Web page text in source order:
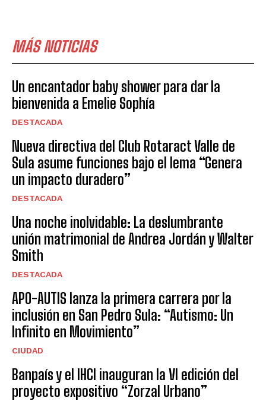
MÁS NOTICIAS
Un encantador baby shower para dar la
bienvenida a Emelie Sophía
DESTACADA
Nueva directiva del Club Rotaract Valle de
Sula asume funciones bajo el lema “Genera
un impacto duradero”
DESTACADA
Una noche inolvidable: La deslumbrante
unión matrimonial de Andrea Jordán y Walter
Smith
DESTACADA
APO-AUTIS lanza la primera carrera por la
inclusión en San Pedro Sula: “Autismo: Un
Infinito en Movimiento”
CIUDAD
Banpaís y el IHCI inauguran la VI edición del
proyecto expositivo “Zorzal Urbano”